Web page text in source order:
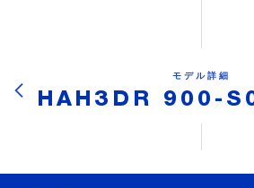
モデル詳細
HAH3DR 900-